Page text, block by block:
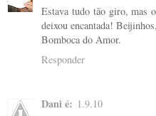
Estava tudo tão giro, mas
deixou encantada! Beijinhos,
Bomboca do Amor.
Responder
Dani é: 1.9.10